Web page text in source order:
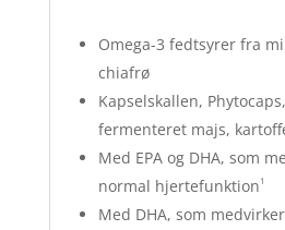
Omega-3 fedtsyrer fra
chiafrø
Kapselskallen,
fermenteret majs,
Med EPA og DHA, som
normal hjertefunktion1
Med DHA, som